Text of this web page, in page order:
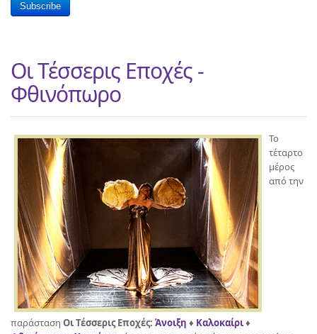
Subscribe
Οι Τέσσερις Εποχές -
Φθινόπωρο
Το
τέταρτο
μέρος
από την
παράσταση Οι Τέσσερις Εποχές: Άνοιξη ♦ Καλοκαίρι♦